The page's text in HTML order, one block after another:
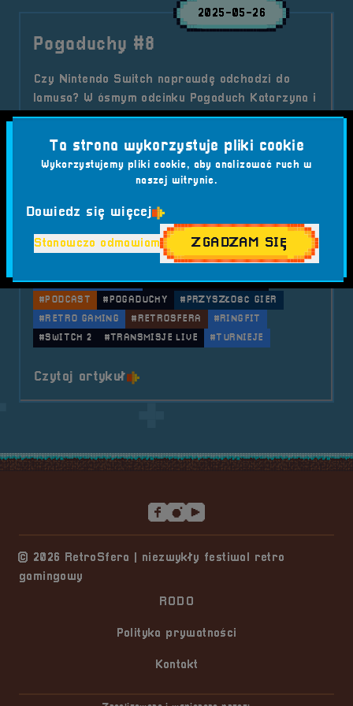
2025-05-26
Pogaduchy #8
Czy Nintendo Switch naprawdę odchodzi do
lamusa? W ósmym odcinku Pogaduch Katarzyna i
Andrzej Muzyczuk rozmawiają o końcu pewnej
ery, nostalgii, przyszłości retro i... nietypowych
kontrolerach. Cyk, pstryk – czas pożegnać
Switcha!
#ANDRZEJ MUZYCZUK #EMULACJA
#JOYCON
#KATARZYNA MUZYCZUK
#KONTROLERY
#NINTENDO
#NINTENDO SWITCH
#OTWARTE PLATFORMY
#PODCAST
#POGADUCHY
#PRZYSZŁOŚĆ GIER
#RETRO GAMING
#RETROSFERA
#RINGFIT
#SWITCH 2
#TRANSMISJE LIVE #TURNIEJE
Czytaj artykuło tytule Pogaduchy #8
© 2026 RetroSfera | niezwykły festiwal retro
gamingowy
RODO
Polityka prywatności
Kontakt
Ta strona wykorzystuje pliki cookie
Wykorzystujemy pliki cookie, aby analizować ruch w
naszej witrynie.
Dowiedz się więcej
Stanowczo odmawiam ZGADZAM SIĘ